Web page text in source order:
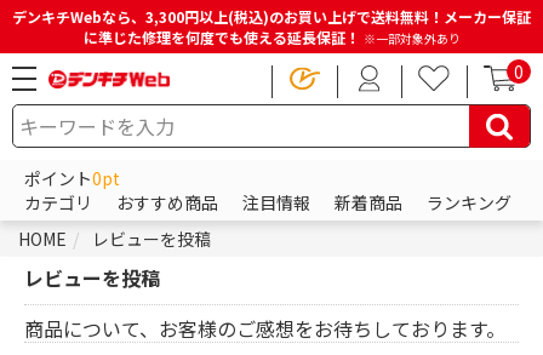
デンキチWebなら、3,300円以上(税込)のお買い上げで送料無料！メーカー保証
に準じた修理を何度でも使える延長保証！ ※一部対象外あり
0
ポイント0pt
カテゴリ
おすすめ商品 注目情報 新着商品
ランキング
HOME
レビューを投稿
レビューを投稿
商品について、お客様のご感想をお待ちしております。